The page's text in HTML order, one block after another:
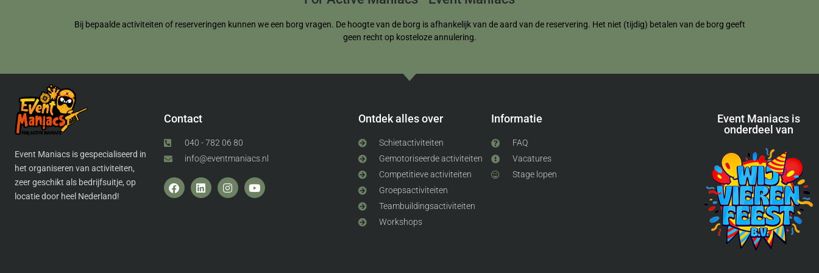
Bij bepaalde activiteiten of reserveringen kunnen we een borg vragen. De hoogte van de borg is afhankelijk van de aard van de reservering. Het niet (tijdig) betalen van de borg geeft
geen recht op kosteloze annulering.
Event Maniacs is gespecialiseerd in
het organiseren van activiteiten,
zeer geschikt als bedrijfsuitje, op
locatie door heel Nederland!
Contact
040 - 782 06 80
info@eventmaniacs.nl
Ontdek alles over
Schietactiviteiten
Gemotoriseerde activiteiten
Competitieve activiteiten
Groepsactiviteiten
Teambuildingsactiviteiten
Workshops
Informatie
FAQ
Vacatures
Stage lopen
Event Maniacs is
onderdeel van